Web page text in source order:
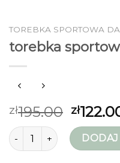
TOREBKA SPORTOWA
torebka
zł195.00 zł
ilość torebka sportowa